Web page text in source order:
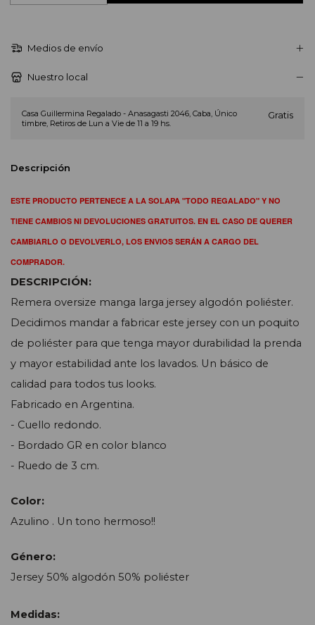
Medios de envío
Nuestro local
Casa Guillermina Regalado - Anasagasti 2046, Caba, Único
timbre, Retiros de Lun a Vie de 11 a 19 hs.
Gratis
Descripción
ESTE PRODUCTO PERTENECE A LA SOLAPA "TODO REGALADO" Y NO
TIENE CAMBIOS NI DEVOLUCIONES GRATUITOS. EN EL CASO DE QUERER
CAMBIARLO O DEVOLVERLO, LOS ENVIOS SERÁN A CARGO DEL
COMPRADOR.
DESCRIPCIÓN:
Remera oversize manga larga jersey algodón poliéster.
Decidimos mandar a fabricar este jersey con un poquito
de poliéster para que tenga mayor durabilidad la prenda
y mayor estabilidad ante los lavados. Un básico de
calidad para todos tus looks.
Fabricado en Argentina.
- Cuello redondo.
- Bordado GR en color blanco
- Ruedo de 3 cm.
Color:
Azulino . Un tono hermoso!!
Género:
Jersey 50% algodón 50% poliéster
Medidas: